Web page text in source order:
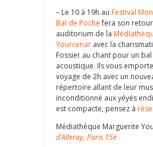
– Le 10 à 19h au Festival
Bal de Pochefera son
auditorium de la
Yourcenar avec la
Fossier au chant pour un
acoustique. Ils vous
voyage de 2h avec un
répertoire allant de leur
inconditionné aux yéyés
est compacte, pensez à
Médiathèque Marguerite
d’Alleray, Paris 15e